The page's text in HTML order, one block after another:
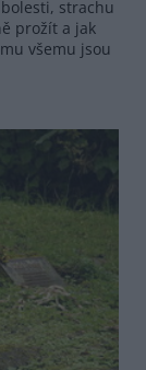
strachu
prožít a jak
všemu jsou